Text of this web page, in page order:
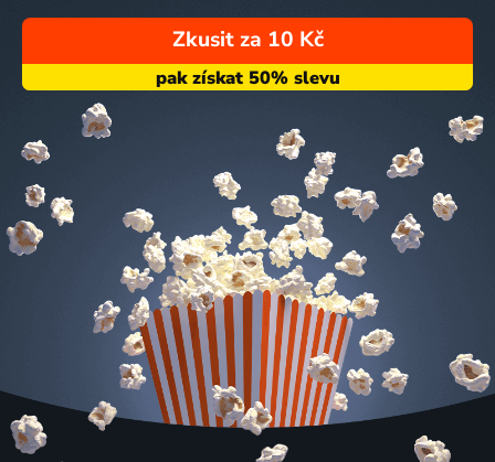
Zkusit za 10 Kč